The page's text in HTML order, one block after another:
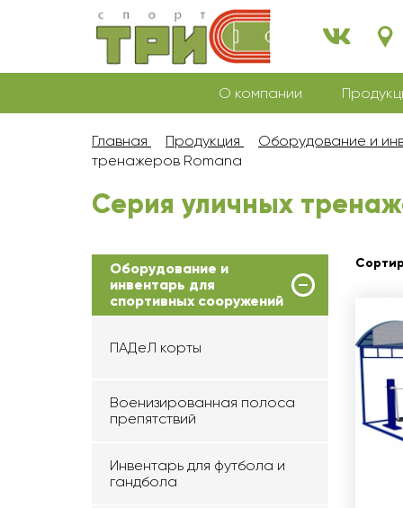
О компании
Главная Продукция
Оборудование и
тренажеров Romana
Серия уличных
Оборудование и
инвентарь для
спортивных сооружений
ПАДеЛ корты
Военизированная полоса
препятствий
Инвентарь для футбола и
гандбола